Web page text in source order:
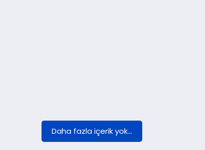
Daha fazla içerik yok...